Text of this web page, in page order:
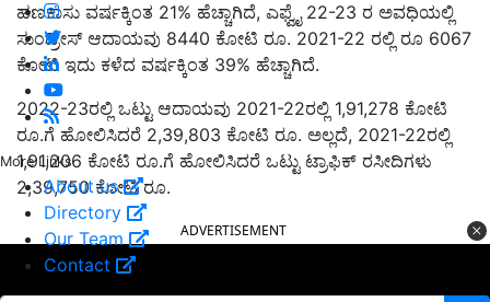
More Links
About us
Directory
Our Team
Contact
ಹಣಕಾಸು ವರ್ಷಕ್ಕಿಂತ 21% ಹೆಚ್ಚಾಗಿದೆ, ಎಫ್ವೈ 22-23 ರ ಅವಧಿಯಲ್ಲಿ
ಸುಂಡ್ರೀಸ್ ಆದಾಯವು 8440 ಕೋಟಿ ರೂ. 2021-22 ರಲ್ಲಿ ರೂ 6067
ಕೋಟಿ ಇದು ಕಳೆದ ವರ್ಷಕ್ಕಿಂತ 39% ಹೆಚ್ಚಾಗಿದೆ.
2022-23ರಲ್ಲಿ ಒಟ್ಟು ಆದಾಯವು 2021-22ರಲ್ಲಿ 1,91,278 ಕೋಟಿ
ರೂ.ಗೆ ಹೋಲಿಸಿದರೆ 2,39,803 ಕೋಟಿ ರೂ. ಅಲ್ಲದೆ, 2021-22ರಲ್ಲಿ
1,91,206 ಕೋಟಿ ರೂ.ಗೆ ಹೋಲಿಸಿದರೆ ಒಟ್ಟು ಟ್ರಾಫಿಕ್ ರಸೀದಿಗಳು
2,39,750 ಕೋಟಿ ರೂ.
ADVERTISEMENT